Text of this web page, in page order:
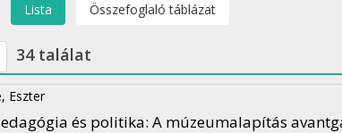
Lista Összefoglaló táblázat
34 találat
Eszter
és politika: A múzeumalapítás